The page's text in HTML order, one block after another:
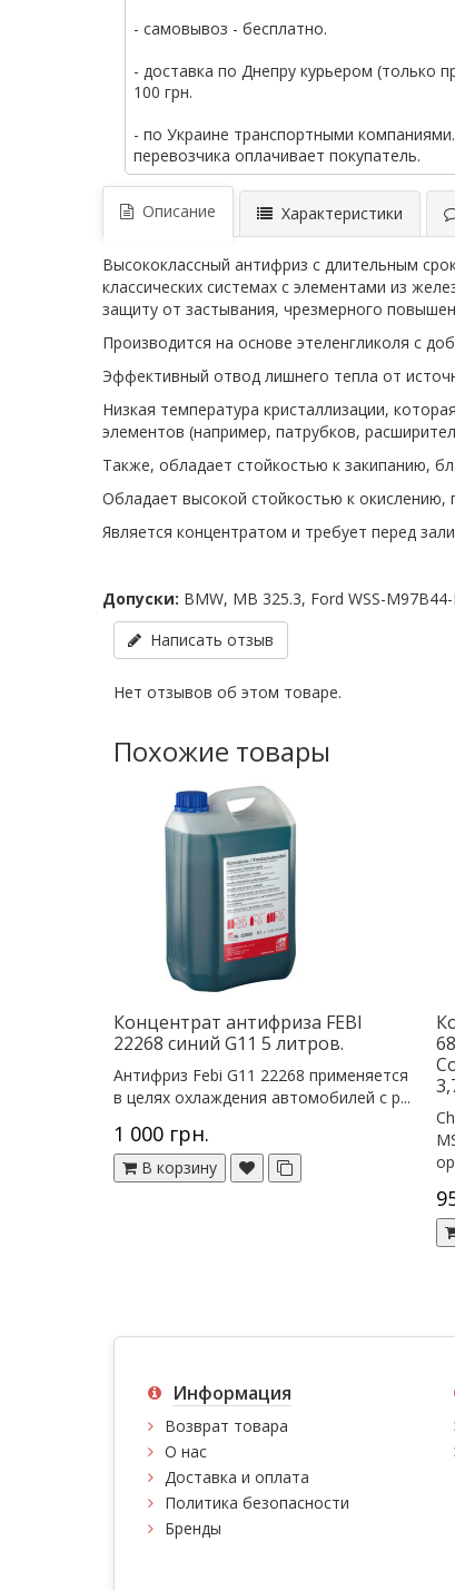
- самовывоз - бесплатно.
- доставка по Днепру курьером (только
100 грн.
- по Украине транспортными компаниями.
перевозчика оплачивает покупатель.
Описание Характеристики
Высококлассный антифриз с длительным
классических системах с элементами из
защиту от застывания, чрезмерного
Производится на основе этеленгликоля с
Эффективный отвод лишнего тепла от
Низкая температура кристаллизации,
элементов (например, патрубков,
Также, обладает стойкостью к закипанию,
Обладает высокой стойкостью к окислению,
Является концентратом и требует перед
Допуски: BMW, MB 325.3, Ford WSS-
Написать отзыв
Нет отзывов об этом товаре.
Похожие товары
Концентрат антифриза FEBI
22268 cиний G11 5 литров.
Антифриз Febi G11 22268 применяется
в целях охлаждения автомобилей с р...
1 000 грн.
В корзину
Информация
Возврат товара
О нас
Доставка и оплата
Политика безопасности
Бренды